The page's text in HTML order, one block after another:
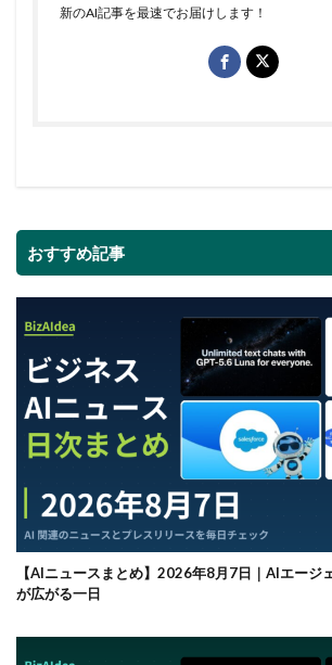
新のAI記事を最速でお届けします！
おすすめ記事
【AIニュースまとめ】2026年8月7日｜AIエージ
が広がる一日